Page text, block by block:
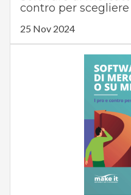
contro per
25 Nov 2024